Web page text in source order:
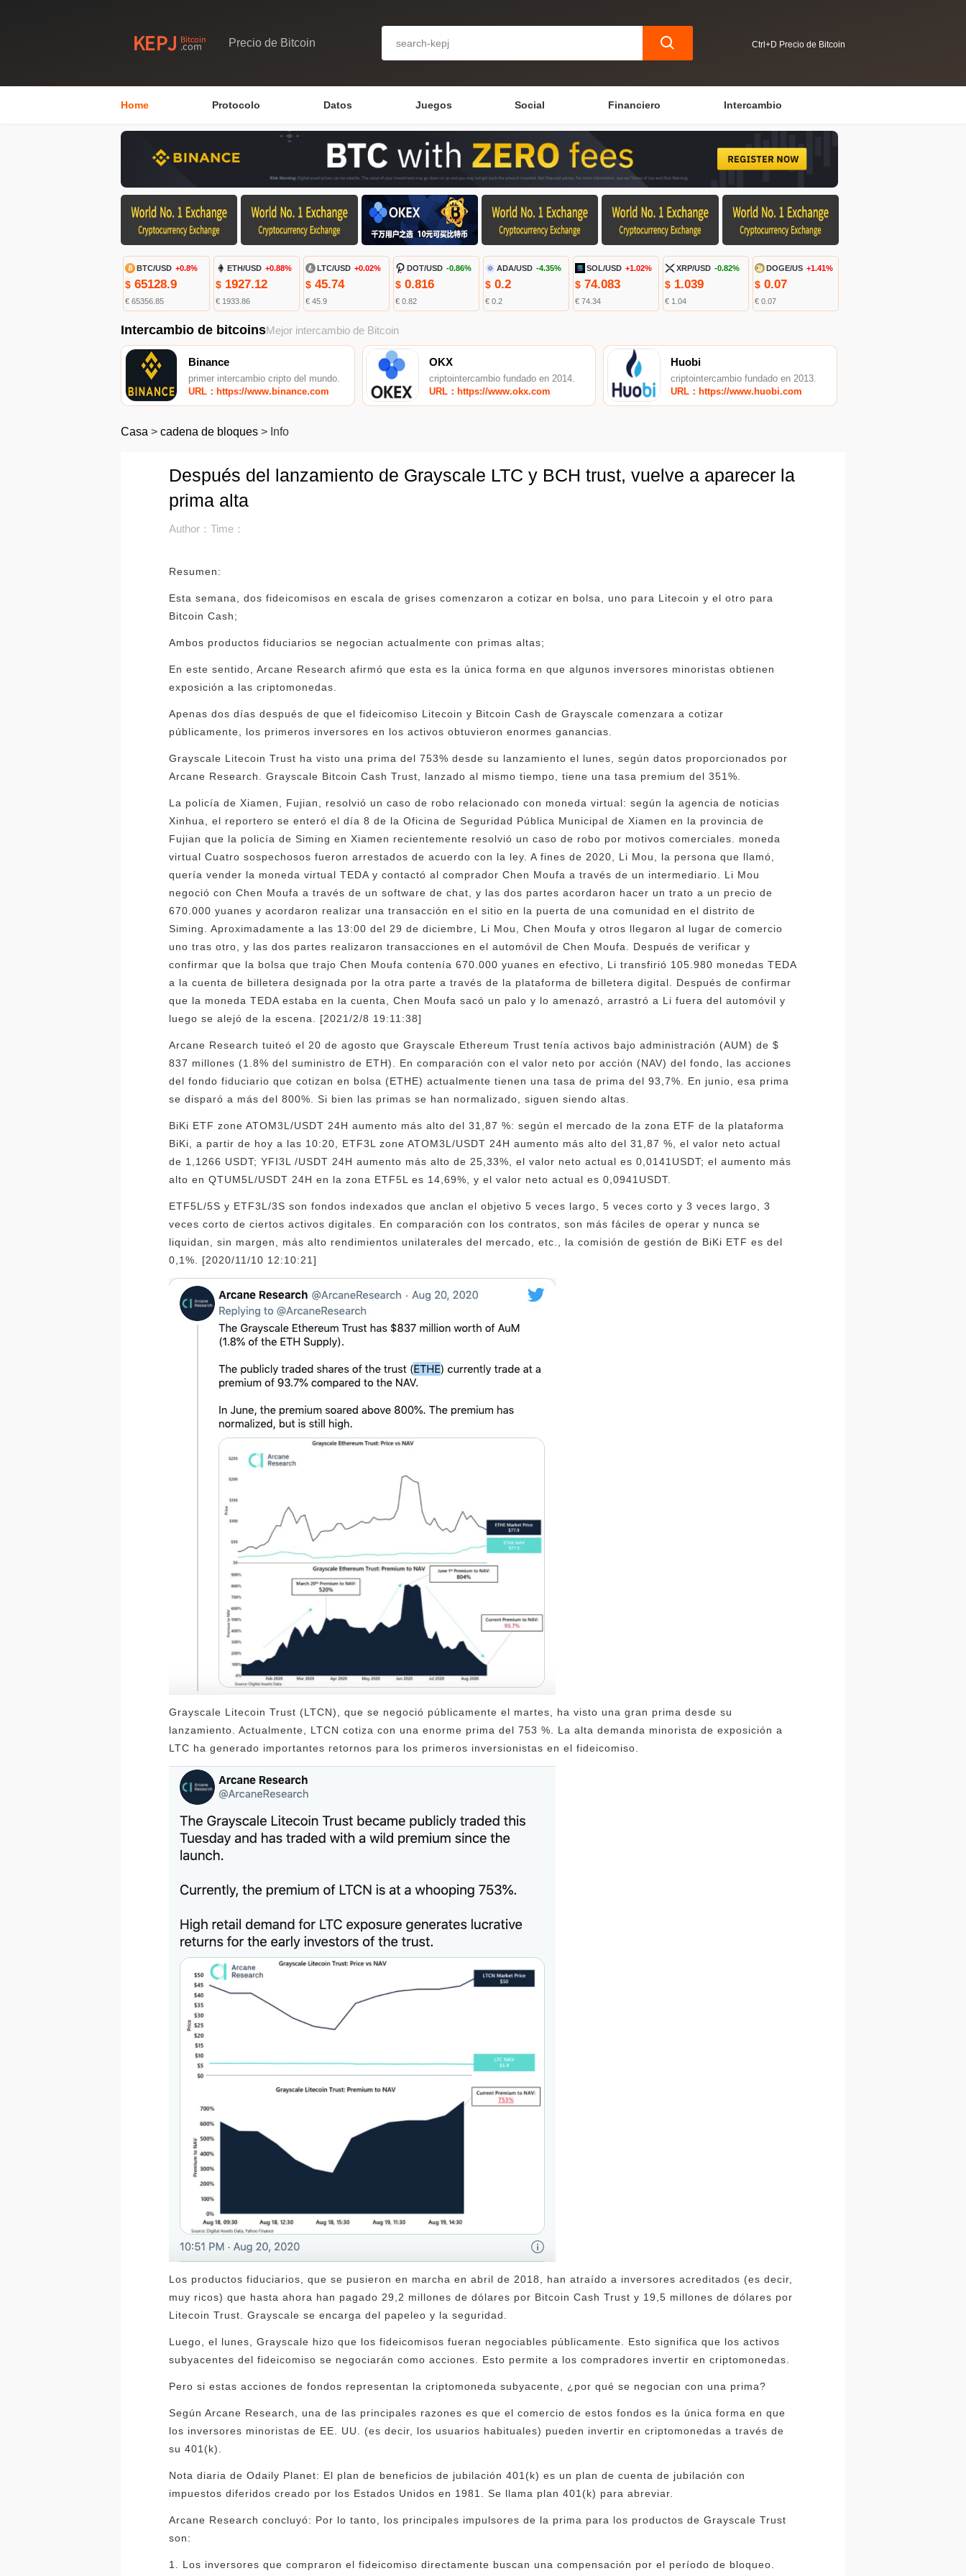
Precio de Bitcoin Ctrl+D Precio de Bitcoin
Home Protocolo Datos Juegos Social Financiero Intercambio
BTC/USD +0.8%
$ 65128.9
€ 65356.85
ETH/USD +0.88%
$1927.12
€ 1933.86
LTC/USD +0.02%
$45.74
€ 45.9
DOT/USD -0.86%
$0.816
€ 0.82
ADA/USD -4.35%
$0.2
€ 0.2
SOL/USD +1.02%
$ 74.083
€ 74.34
XRP/USD -0.82%
$ 1.039
€ 1.04
DOGE/US +1.41%
$ 0.07
€ 0.07
Intercambio de bitcoinsMejor intercambio de Bitcoin
Binance
primer intercambio cripto del mundo.
URL：https://www.binance.com
OKX
criptointercambio fundado en 2014.
URL：https://www.okx.com
Huobi
criptointercambio fundado en 2013.
URL：https://www.huobi.com
Casa > cadena de bloques > Info
Después del lanzamiento de Grayscale LTC y BCH trust, vuelve a aparecer la
prima alta
Author：Time：
Resumen:
Esta semana, dos fideicomisos en escala de grises comenzaron a cotizar en bolsa, uno para Litecoin y el otro para
Bitcoin Cash;
Ambos productos fiduciarios se negocian actualmente con primas altas;
En este sentido, Arcane Research afirmó que esta es la única forma en que algunos inversores minoristas obtienen
exposición a las criptomonedas.
Apenas dos días después de que el fideicomiso Litecoin y Bitcoin Cash de Grayscale comenzara a cotizar
públicamente, los primeros inversores en los activos obtuvieron enormes ganancias.
Grayscale Litecoin Trust ha visto una prima del 753% desde su lanzamiento el lunes, según datos proporcionados por
Arcane Research. Grayscale Bitcoin Cash Trust, lanzado al mismo tiempo, tiene una tasa premium del 351%.
La policía de Xiamen, Fujian, resolvió un caso de robo relacionado con moneda virtual: según la agencia de noticias
Xinhua, el reportero se enteró el día 8 de la Oficina de Seguridad Pública Municipal de Xiamen en la provincia de
Fujian que la policía de Siming en Xiamen recientemente resolvió un caso de robo por motivos comerciales. moneda
virtual Cuatro sospechosos fueron arrestados de acuerdo con la ley. A fines de 2020, Li Mou, la persona que llamó,
quería vender la moneda virtual TEDA y contactó al comprador Chen Moufa a través de un intermediario. Li Mou
negoció con Chen Moufa a través de un software de chat, y las dos partes acordaron hacer un trato a un precio de
670.000 yuanes y acordaron realizar una transacción en el sitio en la puerta de una comunidad en el distrito de
Siming. Aproximadamente a las 13:00 del 29 de diciembre, Li Mou, Chen Moufa y otros llegaron al lugar de comercio
uno tras otro, y las dos partes realizaron transacciones en el automóvil de Chen Moufa. Después de verificar y
confirmar que la bolsa que trajo Chen Moufa contenía 670.000 yuanes en efectivo, Li transfirió 105.980 monedas TEDA
a la cuenta de billetera designada por la otra parte a través de la plataforma de billetera digital. Después de confirmar
que la moneda TEDA estaba en la cuenta, Chen Moufa sacó un palo y lo amenazó, arrastró a Li fuera del automóvil y
luego se alejó de la escena. [2021/2/8 19:11:38]
Arcane Research tuiteó el 20 de agosto que Grayscale Ethereum Trust tenía activos bajo administración (AUM) de $
837 millones (1.8% del suministro de ETH). En comparación con el valor neto por acción (NAV) del fondo, las acciones
del fondo fiduciario que cotizan en bolsa (ETHE) actualmente tienen una tasa de prima del 93,7%. En junio, esa prima
se disparó a más del 800%. Si bien las primas se han normalizado, siguen siendo altas.
BiKi ETF zone ATOM3L/USDT 24H aumento más alto del 31,87 %: según el mercado de la zona ETF de la plataforma
BiKi, a partir de hoy a las 10:20, ETF3L zone ATOM3L/USDT 24H aumento más alto del 31,87 %, el valor neto actual
de 1,1266 USDT; YFI3L /USDT 24H aumento más alto de 25,33%, el valor neto actual es 0,0141USDT; el aumento más
alto en QTUM5L/USDT 24H en la zona ETF5L es 14,69%, y el valor neto actual es 0,0941USDT.
ETF5L/5S y ETF3L/3S son fondos indexados que anclan el objetivo 5 veces largo, 5 veces corto y 3 veces largo, 3
veces corto de ciertos activos digitales. En comparación con los contratos, son más fáciles de operar y nunca se
liquidan, sin margen, más alto rendimientos unilaterales del mercado, etc., la comisión de gestión de BiKi ETF es del
0,1%. [2020/11/10 12:10:21]
Grayscale Litecoin Trust (LTCN), que se negoció públicamente el martes, ha visto una gran prima desde su
lanzamiento. Actualmente, LTCN cotiza con una enorme prima del 753 %. La alta demanda minorista de exposición a
LTC ha generado importantes retornos para los primeros inversionistas en el fideicomiso.
Los productos fiduciarios, que se pusieron en marcha en abril de 2018, han atraído a inversores acreditados (es decir,
muy ricos) que hasta ahora han pagado 29,2 millones de dólares por Bitcoin Cash Trust y 19,5 millones de dólares por
Litecoin Trust. Grayscale se encarga del papeleo y la seguridad.
Luego, el lunes, Grayscale hizo que los fideicomisos fueran negociables públicamente. Esto significa que los activos
subyacentes del fideicomiso se negociarán como acciones. Esto permite a los compradores invertir en criptomonedas.
Pero si estas acciones de fondos representan la criptomoneda subyacente, ¿por qué se negocian con una prima?
Según Arcane Research, una de las principales razones es que el comercio de estos fondos es la única forma en que
los inversores minoristas de EE. UU. (es decir, los usuarios habituales) pueden invertir en criptomonedas a través de
su 401(k).
Nota diaria de Odaily Planet: El plan de beneficios de jubilación 401(k) es un plan de cuenta de jubilación con
impuestos diferidos creado por los Estados Unidos en 1981. Se llama plan 401(k) para abreviar.
Arcane Research concluyó: Por lo tanto, los principales impulsores de la prima para los productos de Grayscale Trust
son:
1. Los inversores que compraron el fideicomiso directamente buscan una compensación por el período de bloqueo.